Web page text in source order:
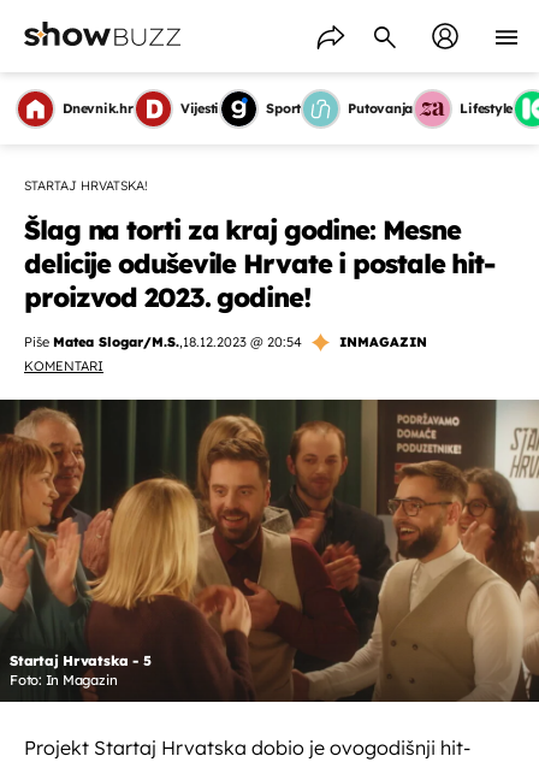
Dnevnik.hr Vijesti Sport Putovanja Lifestyle
STARTAJ HRVATSKA!
Šlag na torti za kraj godine: Mesne
delicije oduševile Hrvate i postale hit-
proizvod 2023. godine!
Piše Matea Slogar/M.S.,18.12.2023 @ 20:54
INMAGAZIN
KOMENTARI
Startaj Hrvatska - 5
Foto: In Magazin
Projekt Startaj Hrvatska dobio je ovogodišnji hit-
OMOGUĆI OBAVIJESTI